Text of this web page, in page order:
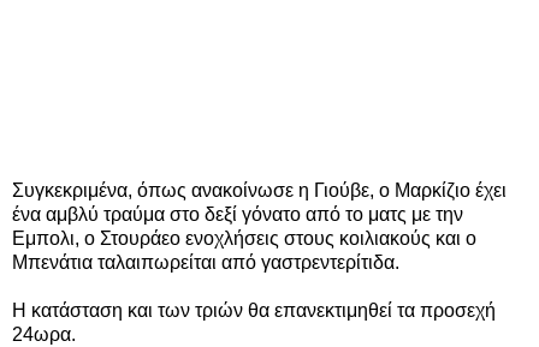
Συγκεκριμένα, όπως ανακοίνωσε η Γιούβε, ο Μαρκίζιο έχει
ένα αμβλύ τραύμα στο δεξί γόνατο από το ματς με την
Εμπολι, ο Στουράεο ενοχλήσεις στους κοιλιακούς και ο
Μπενάτια ταλαιπωρείται από γαστρεντερίτιδα.
Η κατάσταση και των τριών θα επανεκτιμηθεί τα προσεχή
24ωρα.